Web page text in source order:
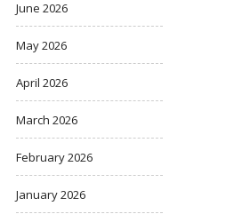
June 2026
May 2026
April 2026
March 2026
February 2026
January 2026